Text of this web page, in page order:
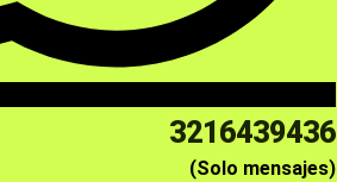
3216439436
(Solo mensajes)